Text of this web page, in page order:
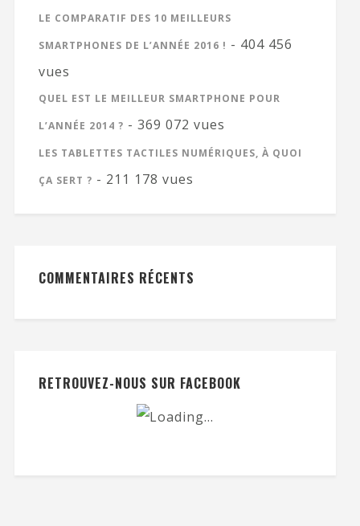
LE COMPARATIF DES 10 MEILLEURS
SMARTPHONES DE L’ANNÉE 2016 ! - 404 456
vues
QUEL EST LE MEILLEUR SMARTPHONE POUR
L’ANNÉE 2014 ? - 369 072 vues
LES TABLETTES TACTILES NUMÉRIQUES, À QUOI
ÇA SERT ? - 211 178 vues
COMMENTAIRES RÉCENTS
RETROUVEZ-NOUS SUR FACEBOOK